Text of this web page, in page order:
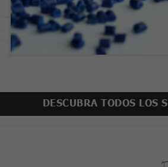
DESCUBRA TODOS LOS